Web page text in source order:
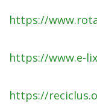
https://
https://www.e-
https://